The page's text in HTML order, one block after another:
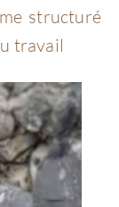
structuré
travail